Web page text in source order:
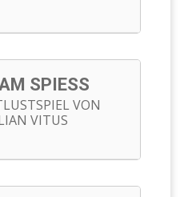
SPIESS
VON
VITUS